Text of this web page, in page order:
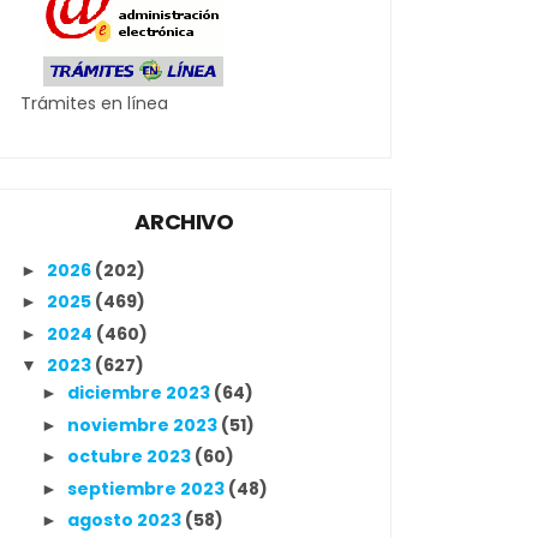
Trámites en línea
ARCHIVO
► 2026 (202)
► 2025 (469)
► 2024 (460)
▼ 2023 (627)
► diciembre 2023 (64)
► noviembre 2023 (51)
► octubre 2023 (60)
► septiembre 2023 (48)
► agosto 2023 (58)